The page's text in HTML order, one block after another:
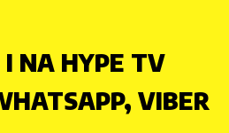
I NA HYPE TV
VIBER